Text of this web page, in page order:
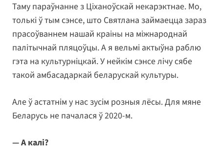
Таму параўнанне з Ціханоўскай некарэктнае. Мо,
толькі ў тым сэнсе, што Святлана займаецца зараз
прасоўваннем нашай краіны на міжнароднай
палітычнай пляцоўцы. А я вельмі актыўна раблю
гэта на культурніцкай. У нейкім сэнсе лічу сябе
такой амбасадаркай беларускай культуры.
Але ў астатнім у нас зусім розныя лёсы. Для мяне
Беларусь не пачалася ў 2020-м.
— А калі?